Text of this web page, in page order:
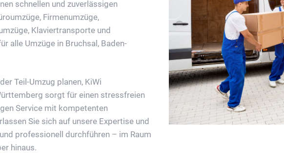
schnellen und zuverlässigen
Firmenumzüge,
Klaviertransporte und
alle Umzüge in Bruchsal, Baden-
Teil-Umzug planen, KiWi
sorgt für einen stressfreien
Service mit kompetenten
Sie sich auf unsere Expertise und
professionell durchführen – im Raum
hinaus.